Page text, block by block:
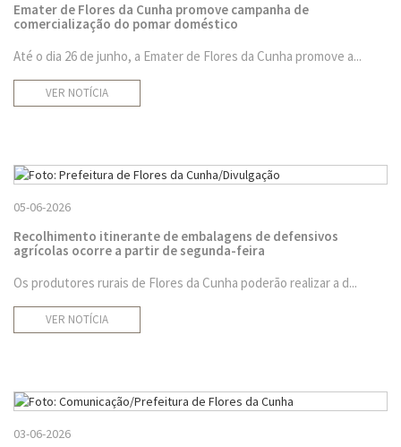
Emater de Flores da Cunha promove campanha de
comercialização do pomar doméstico
Até o dia 26 de junho, a Emater de Flores da Cunha promove a...
VER NOTÍCIA
05-06-2026
Recolhimento itinerante de embalagens de defensivos
agrícolas ocorre a partir de segunda-feira
Os produtores rurais de Flores da Cunha poderão realizar a d...
VER NOTÍCIA
03-06-2026